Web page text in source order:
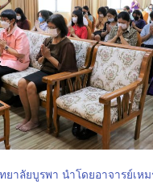
าลัยบูรพา นำโดยอาจารย์เห